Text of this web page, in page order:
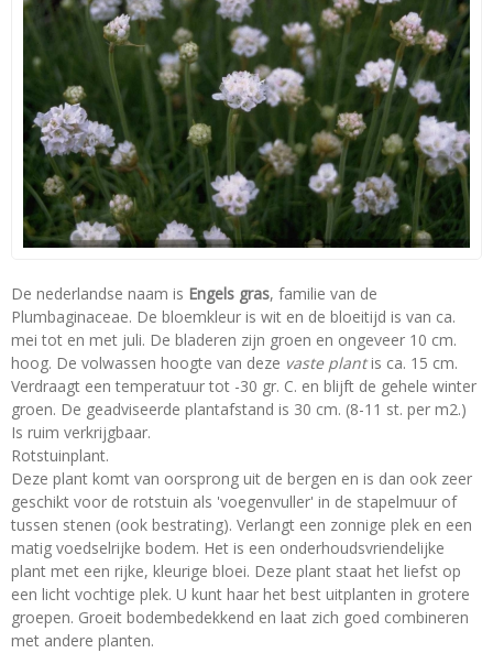
De nederlandse naam is Engels gras, familie van de
Plumbaginaceae. De bloemkleur is wit en de bloeitijd is van ca.
mei tot en met juli. De bladeren zijn groen en ongeveer 10 cm.
hoog. De volwassen hoogte van deze vaste plantis ca. 15 cm.
Verdraagt een temperatuur tot -30 gr. C. en blijft de gehele winter
groen. De geadviseerde plantafstand is 30 cm. (8-11 st. per m2.)
Is ruim verkrijgbaar.
Rotstuinplant.
Deze plant komt van oorsprong uit de bergen en is dan ook zeer
geschikt voor de rotstuin als 'voegenvuller' in de stapelmuur of
tussen stenen (ook bestrating). Verlangt een zonnige plek en een
matig voedselrijke bodem. Het is een onderhoudsvriendelijke
plant met een rijke, kleurige bloei. Deze plant staat het liefst op
een licht vochtige plek. U kunt haar het best uitplanten in grotere
groepen. Groeit bodembedekkend en laat zich goed combineren
met andere planten.